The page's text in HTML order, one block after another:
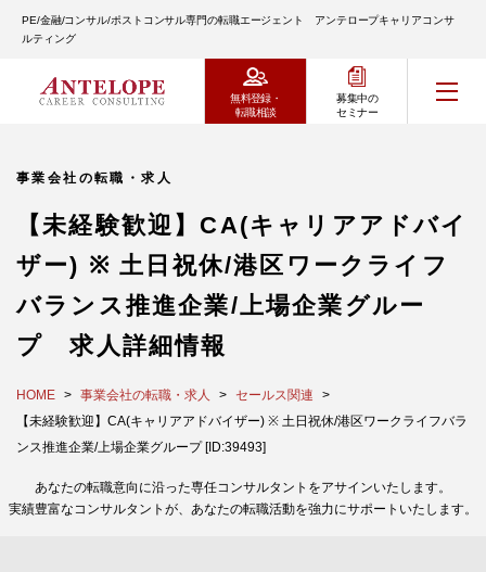
PE/金融/コンサル/ポストコンサル専門の転職エージェント アンテロープキャリアコンサ
ルティング
無料登録・
転職相談
募集中の
セミナー
事業会社の転職・求人
【未経験歓迎】CA(キャリアアドバイ
ザー) ※ 土日祝休/港区ワークライフ
バランス推進企業/上場企業グルー
プ 求人詳細情報
HOME 事業会社の転職・求人
セールス関連
【未経験歓迎】CA(キャリアアドバイザー) ※ 土日祝休/港区ワークライフバラ
ンス推進企業/上場企業グループ [ID:39493]
あなたの転職意向に沿った専任コンサルタントをアサインいたします。
実績豊富なコンサルタントが、あなたの転職活動を強力にサポートいたします。